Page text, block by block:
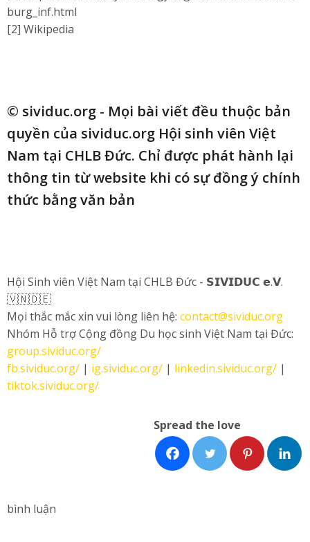
burg_inf.html
[2] Wikipedia
© sividuc.org - Mọi bài viết đều thuộc bản
quyền của sividuc.org Hội sinh viên Việt
Nam tại CHLB Đức. Chỉ được phát hành lại
thông tin từ website khi có sự đồng ý chính
thức bằng văn bản
Hội Sinh viên Việt Nam tại CHLB Đức - 𝗦𝗜𝗩𝗜𝗗𝗨𝗖 𝗲.𝗩.
🇻🇳🇩🇪
Mọi thắc mắc xin vui lòng liên hệ: contact@sividuc.org
Nhóm Hỗ trợ Cộng đồng Du học sinh Việt Nam tại Đức:
group.sividuc.org/
fb.sividuc.org/ | ig.sividuc.org/ | linkedin.sividuc.org/ |
tiktok.sividuc.org/
Spread the love
bình luận